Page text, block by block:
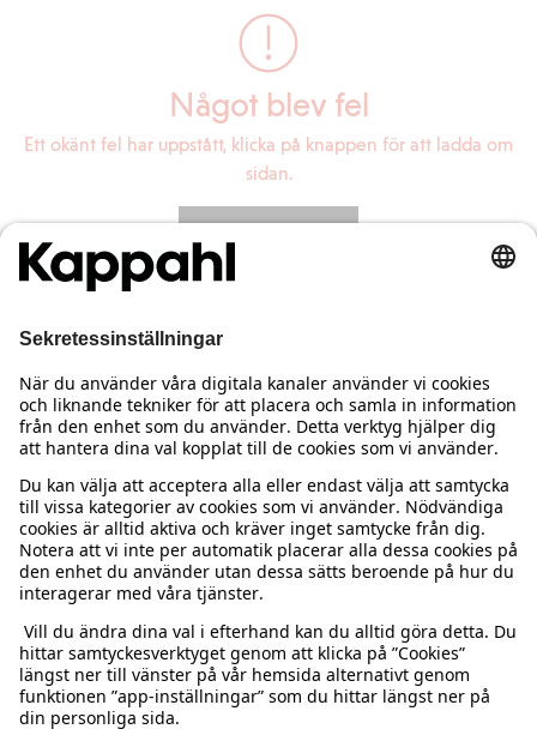
Något blev fel
Ett okänt fel har uppstått, klicka på knappen för att ladda om
sidan.